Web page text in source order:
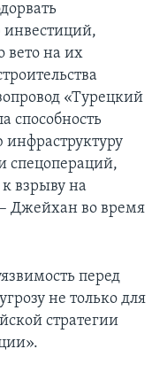
инвестиций,
вето на их
«Турецкий
способность
спецопераций,
взрыву на
Джейхан во время
перед
не только для
стратегии